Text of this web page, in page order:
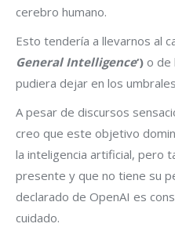
cerebro humano.
Esto tendería a llevarnos al
General Intelligence‘) o de
pudiera dejar en los
A pesar de discursos
creo que este objetivo
la inteligencia artificial, pero
presente y que no tiene su
declarado de OpenAI es
cuidado.